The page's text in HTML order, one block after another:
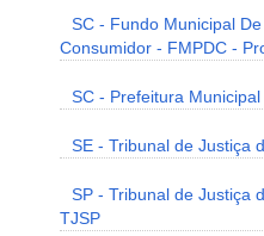
SC - Fundo Municipal
Consumidor - FMPDC -
SC - Prefeitura
SE - Tribunal de Justiça
SP - Tribunal de Justiça
TJSP